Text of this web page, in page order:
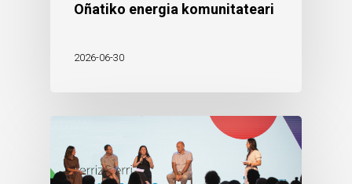
Oñatiko energia komunitateari
2026-06-30